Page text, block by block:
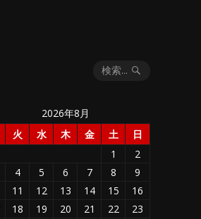
検索...
2026年8月
火 水 木 金 土
日
1
2
4 5 6 7 8
9
11 12 13 14 15
16
18 19 20 21 22
23